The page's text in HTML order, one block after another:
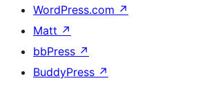
WordPress.com ↗
Matt ↗
bbPress ↗
BuddyPress ↗